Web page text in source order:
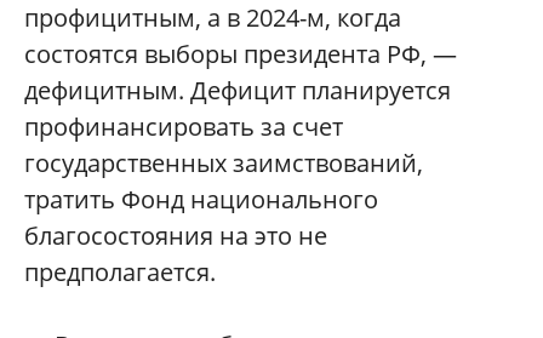
профицитным, а в 2024-м, когда
состоятся выборы президента РФ, —
дефицитным. Дефицит планируется
профинансировать за счет
государственных заимствований,
тратить Фонд национального
благосостояния на это не
предполагается.